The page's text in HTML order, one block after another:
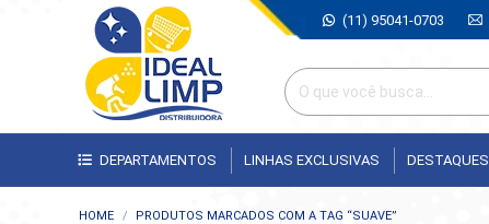
(11) 95041-0703
DEPARTAMENTOS LINHAS EXCLUSIVAS DESTAQUES
Você está aqui:
HOME PRODUTOS MARCADOS COM A TAG “SUAVE”